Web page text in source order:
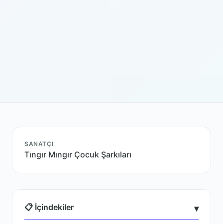
SANATÇI
Tıngır Mıngır Çocuk Şarkıları
📋 İçindekiler ▾